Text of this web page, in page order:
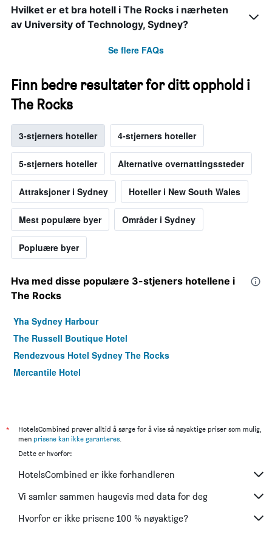
Hvilket er et bra hotell i The Rocks i nærheten
av University of Technology, Sydney?
Se flere FAQs
Finn bedre resultater for ditt opphold i
The Rocks
3-stjerners hoteller 4-stjerners hoteller
5-stjerners hoteller Alternative overnattingssteder
Attraksjoner i Sydney Hoteller i New South Wales
Mest populære byer Områder i Sydney
Popluære byer
Hva med disse populære 3-stjeners hotellene i
The Rocks
Yha Sydney Harbour
The Russell Boutique Hotel
Rendezvous Hotel Sydney The Rocks
Mercantile Hotel
*
HotelsCombined prøver alltid å sørge for å vise så nøyaktige priser som mulig,
men prisene kan ikke garanteres.
Dette er hvorfor:
HotelsCombined er ikke forhandleren
Vi samler sammen haugevis med data for deg
Hvorfor er ikke prisene 100 % nøyaktige?